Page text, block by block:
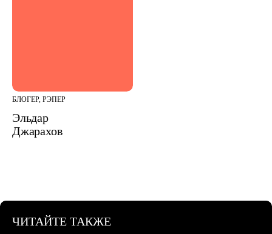
БЛОГЕР, РЭПЕР
Эльдар
Джарахов
ЧИТАЙТЕ ТАКЖЕ